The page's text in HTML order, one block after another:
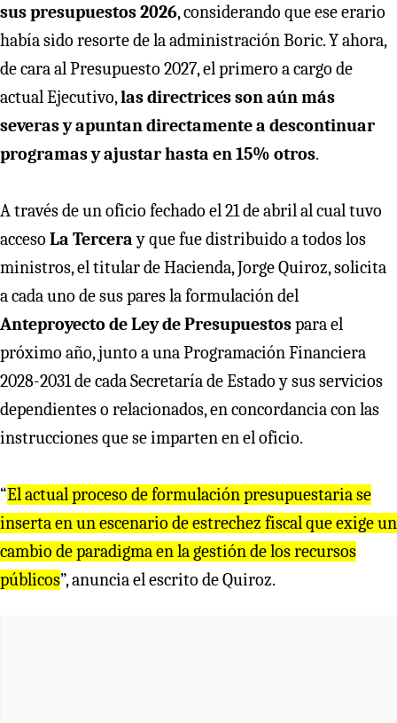
sus presupuestos 2026, considerando que ese erario
había sido resorte de la administración Boric. Y ahora,
de cara al Presupuesto 2027, el primero a cargo de
actual Ejecutivo,las directrices son aún más
severas y apuntan directamente a descontinuar
programas y ajustar hasta en 15% otros.
A través de un oficio fechado el 21 de abril al cual tuvo
acceso La Terceray que fue distribuido a todos los
ministros, el titular de Hacienda, Jorge Quiroz, solicita
a cada uno de sus pares la formulación del
Anteproyecto de Ley de Presupuestospara el
próximo año, junto a una Programación Financiera
2028-2031 de cada Secretaría de Estado y sus servicios
dependientes o relacionados, en concordancia con las
instrucciones que se imparten en el oficio.
“El actual proceso de formulación presupuestaria se
inserta en un escenario de estrechez fiscal que exige un
cambio de paradigma en la gestión de los recursos
públicos”, anuncia el escrito de Quiroz.